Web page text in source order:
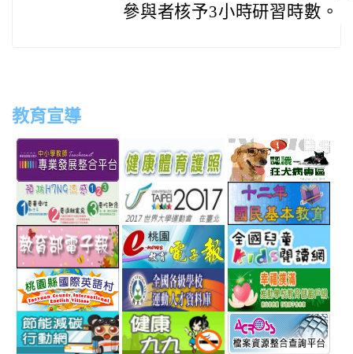
參與者核予3小時研習時數。
教育宣導
to
http://teachernet.moe.edu.tw/MAIN/index.aspx
link
to
https://airtw.epa.gov.tw/
link
to
http://
link
link
to
http://www.perdc.ntnu.edu.tw/anti-
flu/catalog.php?
MainCatalogID=2
link
http://
link
to
http://epaper.edu.tw/
link
to
http://163.30.192.132/
link
to
http://ev.tyc.edu.tw/
link
to
https://
to
link
to
link
to